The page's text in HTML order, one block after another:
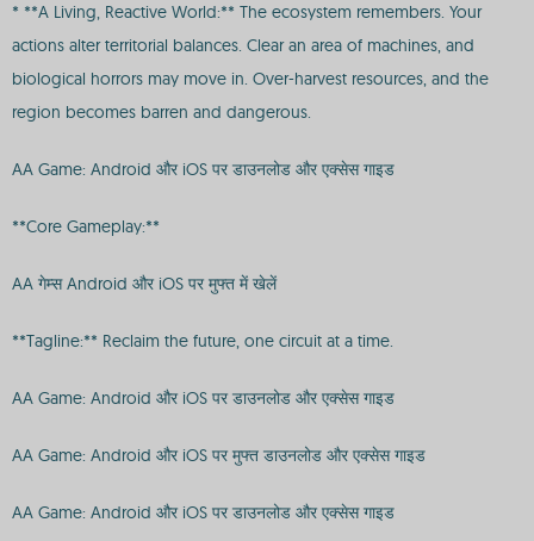
* **A Living, Reactive World:** The ecosystem remembers. Your
actions alter territorial balances. Clear an area of machines, and
biological horrors may move in. Over-harvest resources, and the
region becomes barren and dangerous.
AA Game: Android और iOS पर डाउनलोड और एक्सेस गाइड
**Core Gameplay:**
AA गेम्स Android और iOS पर मुफ्त में खेलें
**Tagline:** Reclaim the future, one circuit at a time.
AA Game: Android और iOS पर डाउनलोड और एक्सेस गाइड
AA Game: Android और iOS पर मुफ्त डाउनलोड और एक्सेस गाइड
AA Game: Android और iOS पर डाउनलोड और एक्सेस गाइड